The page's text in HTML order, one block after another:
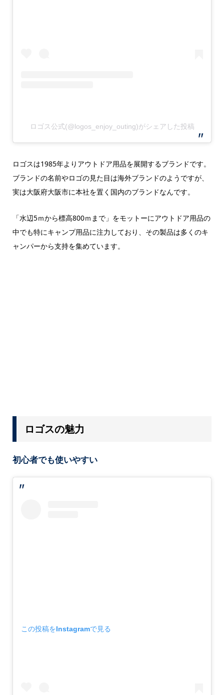
ロゴス公式(@logos_enjoy_outing)がシェアした投稿
ロゴスは1985年よりアウトドア用品を展開するブランドです。
ブランドの名前やロゴの見た目は海外ブランドのようですが、
実は大阪府大阪市に本社を置く国内のブランドなんです。
「水辺5ｍから標高800ｍまで」をモットーにアウトドア用品の
中でも特にキャンプ用品に注力しており、その製品は多くのキ
ャンパーから支持を集めています。
ロゴスの魅力
初心者でも使いやすい
この投稿をInstagramで見る